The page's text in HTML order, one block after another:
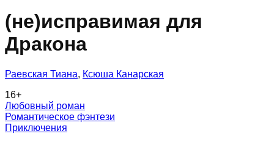
(не)исправимая для
Дракона
Раевская Тиана, Ксюша Канарская
16+
Любовный роман
Романтическое фэнтези
Приключения